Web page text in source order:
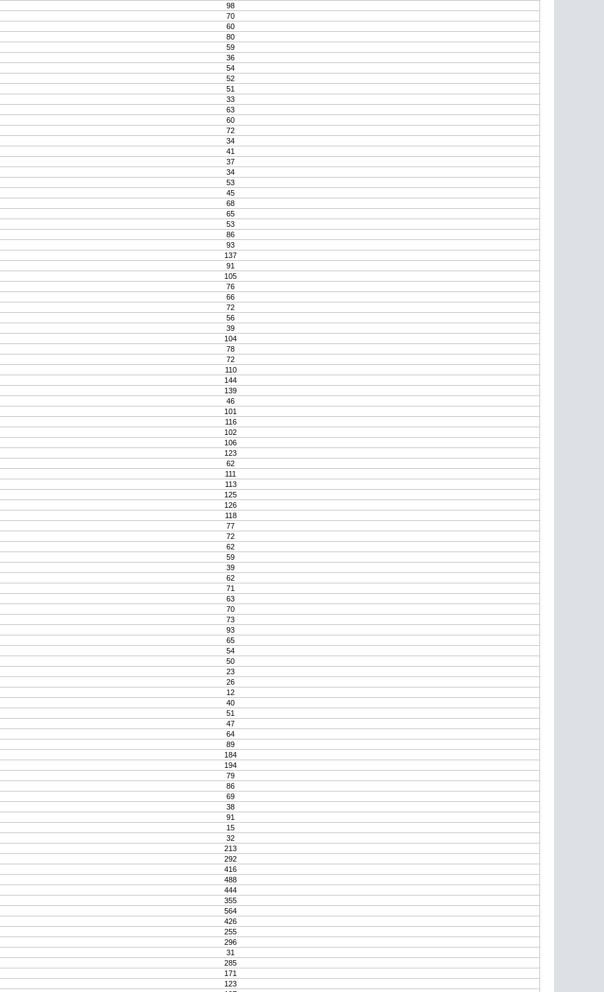
98
70
60
80
59
36
54
52
51
33
63
60
72
34
41
37
34
53
45
68
65
53
86
93
137
91
105
76
66
72
56
39
104
78
72
110
144
139
46
101
116
102
106
123
62
111
113
125
126
118
77
72
62
59
39
62
71
63
70
73
93
65
54
50
23
26
12
40
51
47
64
89
184
194
79
86
69
38
91
15
32
213
292
416
488
444
355
564
426
255
296
31
285
171
123